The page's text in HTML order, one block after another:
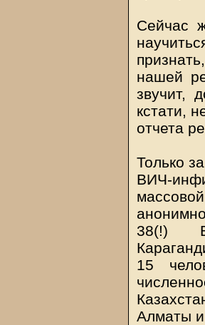
Сейчас
нашей
звучит,
кстати,
отчета
Только
ВИЧ-
38(!)
15
Алматы